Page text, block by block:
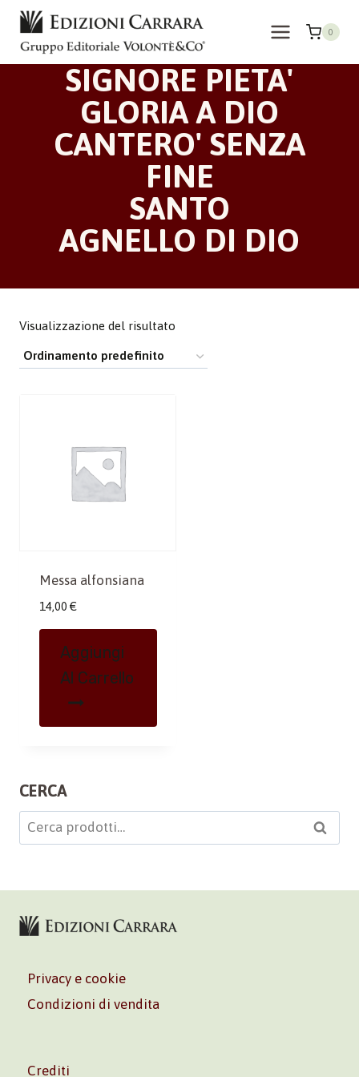
Salta
contenuto
0
SIGNORE PIETA'
GLORIA A DIO
CANTERO' SENZA
FINE
SANTO
AGNELLO DI DIO
Visualizzazione del risultato
Messa alfonsiana
14,00 €
Aggiungi
Al Carrello
CERCA
Cerca: Cerca
Privacy e cookie
Condizioni di vendita
Crediti